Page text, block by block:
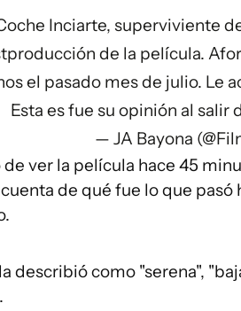
Inciarte, superviviente
de la película.
el pasado mes de julio. Le
Esta es fue su opinión al salir
— JA Bayona
de ver la película hace 45
de qué fue lo que pasó
describió como "serena",